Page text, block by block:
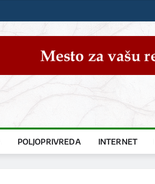
POLJOPRIVREDA INTERNET